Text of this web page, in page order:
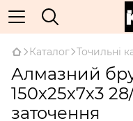
Каталог Точильні
Алмазний
150х25х7х3
заточення